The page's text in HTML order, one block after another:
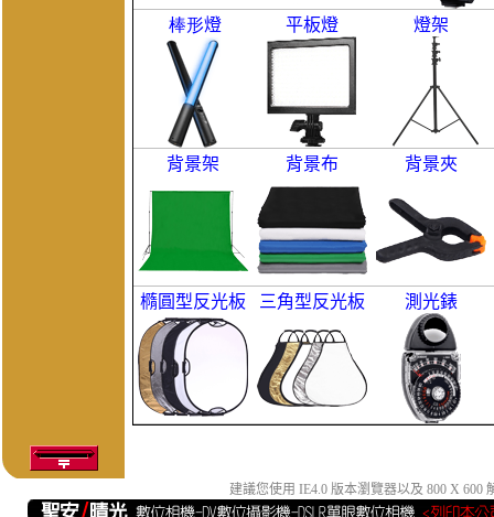
棒形燈 平板燈 燈架
背景架 背景布 背景夾
橢圓型反光板 三角型反光板 測光錶
建議您使用 IE4.0 版本瀏覽器以及 800 X 600